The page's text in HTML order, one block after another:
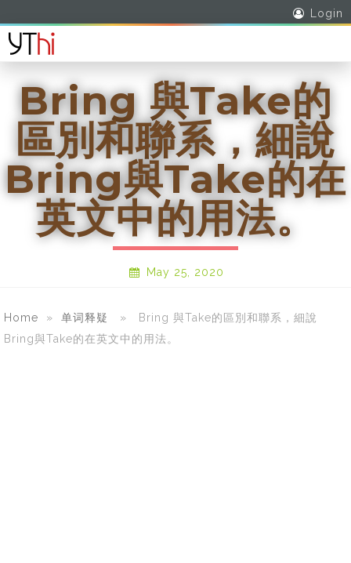
Login
Bring 與Take的
區別和聯系，細說
Bring與Take的在
英文中的用法。
May 25, 2020
Home » 单词释疑
» Bring 與Take的區別和聯系，細說
Bring與Take的在英文中的用法。